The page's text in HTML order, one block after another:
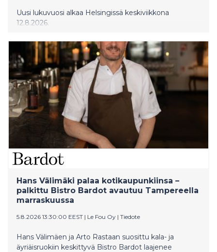
Uusi lukuvuosi alkaa Helsingissä keskiviikkona
12.8.2026.
Hans Välimäki palaa kotikaupunkiinsa –
palkittu Bistro Bardot avautuu Tampereella
marraskuussa
5.8.2026 13:30:00 EEST | Le Fou Oy | Tiedote
Hans Välimäen ja Arto Rastaan suosittu kala- ja
äyriäisruokiin keskittyvä Bistro Bardot laajenee